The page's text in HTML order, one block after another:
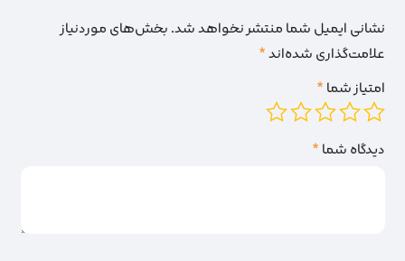
نشانی ایمیل شما منتشر نخواهد شد.بخش‌های موردنیاز
علامت‌گذاری شده‌اند*
امتیاز شما*
دیدگاه شما*